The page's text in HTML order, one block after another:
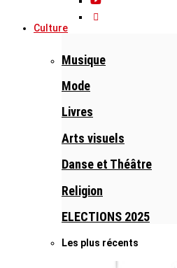
Culture
Musique
Mode
Livres
Arts visuels
Danse et Théâtre
Religion
ELECTIONS 2025
Les plus récents